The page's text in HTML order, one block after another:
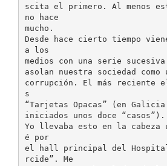
scita el primero. Al menos
no hace
mucho.
Desde hace cierto tiempo
a los
medios con una serie sucesiva
asolan nuestra sociedad como
corrupción. El más reciente
s
“Tarjetas Opacas” (en Galicia
iniciados unos doce “casos”).
Yo llevaba esto en la cabeza
é por
el hall principal del Hospital
rcide”. Me